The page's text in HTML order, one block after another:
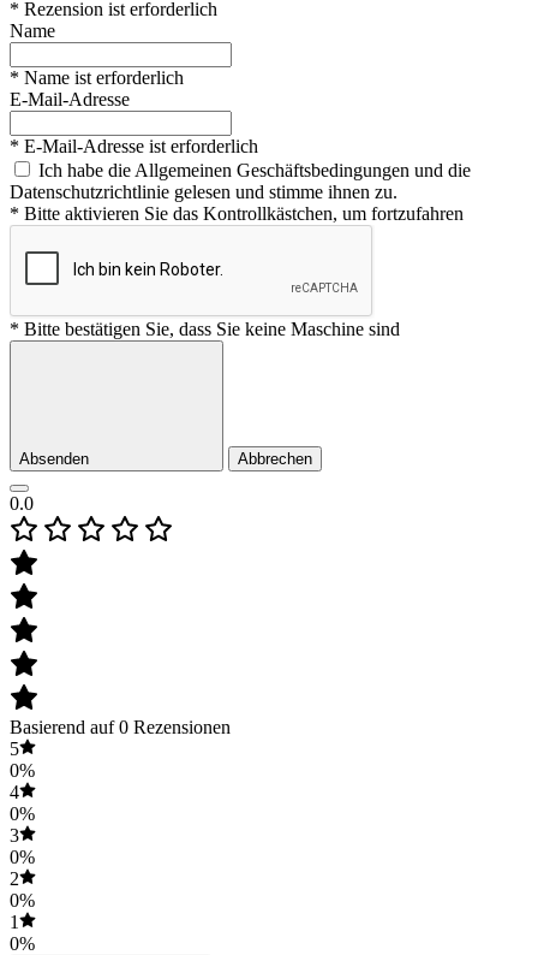
* Rezension ist erforderlich
Name
* Name ist erforderlich
E-Mail-Adresse
* E-Mail-Adresse ist erforderlich
Ich habe die Allgemeinen Geschäftsbedingungen und die
Datenschutzrichtlinie gelesen und stimme ihnen zu.
* Bitte aktivieren Sie das Kontrollkästchen, um fortzufahren
* Bitte bestätigen Sie, dass Sie keine Maschine sind
Absenden Abbrechen
0.0
Basierend auf 0 Rezensionen
5
0%
4
0%
3
0%
2
0%
1
0%